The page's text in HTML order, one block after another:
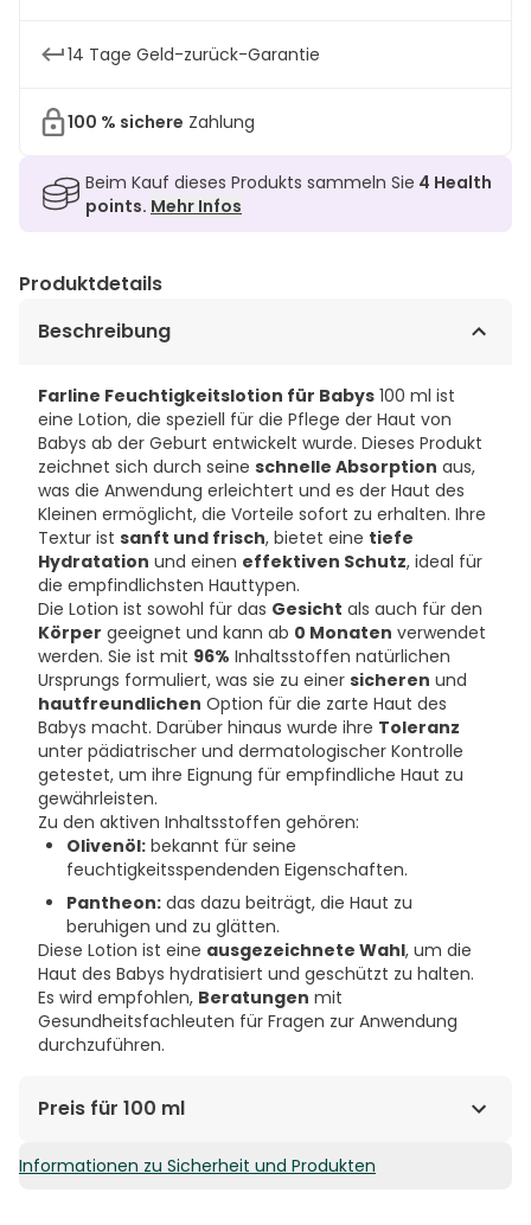
14 Tage Geld-zurück-Garantie
100 % sichere Zahlung
Beim Kauf dieses Produkts sammeln Sie 4 Health
points. Mehr Infos
Produktdetails
Beschreibung
Farline Feuchtigkeitslotion für Babys 100 ml ist
eine Lotion, die speziell für die Pflege der Haut von
Babys ab der Geburt entwickelt wurde. Dieses Produkt
zeichnet sich durch seine schnelle Absorption aus,
was die Anwendung erleichtert und es der Haut des
Kleinen ermöglicht, die Vorteile sofort zu erhalten. Ihre
Textur ist sanft und frisch, bietet eine tiefe
Hydratation und einen effektiven Schutz, ideal für
die empfindlichsten Hauttypen.
Die Lotion ist sowohl für das Gesicht als auch für den
Körper geeignet und kann ab 0 Monaten verwendet
werden. Sie ist mit 96% Inhaltsstoffen natürlichen
Ursprungs formuliert, was sie zu einer sicheren und
hautfreundlichen Option für die zarte Haut des
Babys macht. Darüber hinaus wurde ihre Toleranz
unter pädiatrischer und dermatologischer Kontrolle
getestet, um ihre Eignung für empfindliche Haut zu
gewährleisten.
Zu den aktiven Inhaltsstoffen gehören:
Olivenöl: bekannt für seine
feuchtigkeitsspendenden Eigenschaften.
Pantheon: das dazu beiträgt, die Haut zu
beruhigen und zu glätten.
Diese Lotion ist eine ausgezeichnete Wahl, um die
Haut des Babys hydratisiert und geschützt zu halten.
Es wird empfohlen, Beratungen mit
Gesundheitsfachleuten für Fragen zur Anwendung
durchzuführen.
Preis für 100 ml
1,64€ / 100 ml
Informationen zu Sicherheit und Produkten